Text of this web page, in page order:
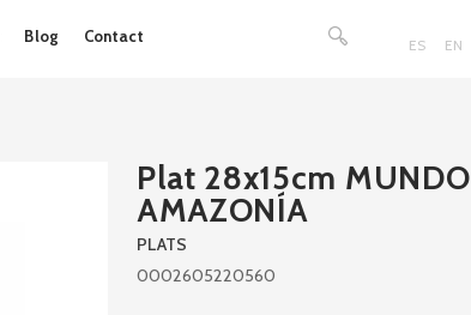
Blog Contact ES EN
Plat 28x15cm MUNDO
AMAZONÍA
PLATS
0002605220560